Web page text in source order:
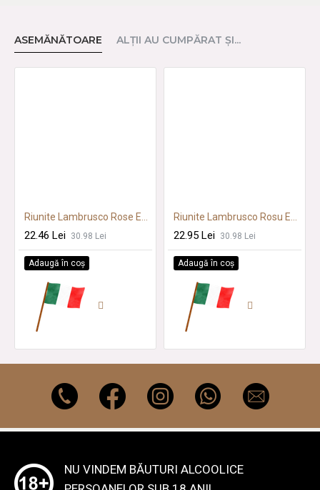
ASEMĂNĂTOARE ALŢII AU CUMPĂRAT ŞI...
22.46 Lei 30.98 Lei
Adaugă în coş
22.95 Lei 30.98 Lei
Adaugă în coş
NU VINDEM BĂUTURI ALCOOLICE